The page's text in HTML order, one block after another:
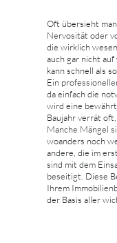
Oft übersieht
Nervosität oder
die wirklich
auch gar nicht
kann schnell als
Ein
da einfach die
wird eine
Baujahr verrät
Manche Mängel
woanders noch
andere, die im
sind mit dem
beseitigt. Diese
Ihrem
der Basis aller